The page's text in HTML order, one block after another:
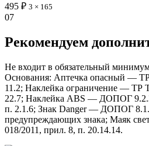
495 ₽ 3 × 165
07
Рекомендуем
Не входит в обязательный
Основания: Аптечка опасный —
11.2; Наклейка ограничение — ТР
22.7; Наклейка ABS — ДОПОГ
п. 2.1.6; Знак Danger — ДОПОГ
предупреждающих знака; Маяк
018/2011, прил. 8, п. 20.14.14.